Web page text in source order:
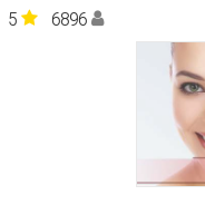
5 6896